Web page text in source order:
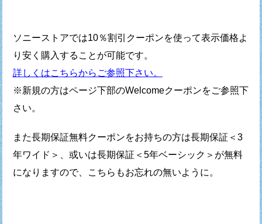
ソニーストアでは10％割引クーポンを使って表示価格よ
り安く購入することが可能です。
詳しくはこちらからご参照下さい。
※新規の方はページ下部のWelcomeクーポンをご参照下
さい。
また長期保証無料クーポンをお持ちの方は長期保証＜3
年ワイド＞、或いは長期保証＜5年ベーシック＞が無料
になりますので、こちらもお忘れの無いように。